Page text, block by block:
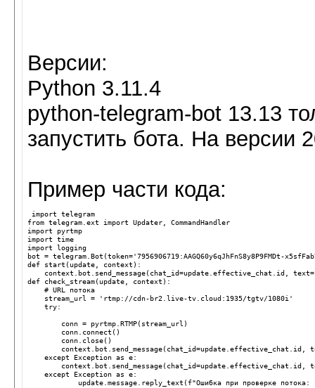
Версии:
Python 3.11.4
python-telegram-bot 13.13
запустить бота. На версии
Пример части кода:
import telegram
from telegram.ext import Updater
CommandHandler
import
pyrtmp
import time
import logging
bot = telegram Bot (token='7956906719:AAGQ60y6qJhFnS8y8P9FMDt-
def start (update context ):
context
bot send_message(chat_id=update effective_chat id text=
def check_stream(update context ):
# URL потока
stream_url
=
'rtmp://cdn-br2.live-tv.cloud:1935/tgtv/1080i'
try:
conn = pyrtmp RTMP(stream_url )
conn connect ()
conn close()
context
bot send_message(chat_id=update effective_chat id
except
Exception as e:
context
bot send_message(chat_id=update effective_chat id
except
Exception as e:
update message reply_text (f"Ошибка при проверке